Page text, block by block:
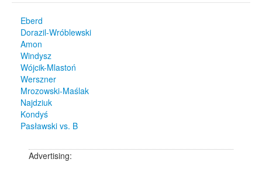
Eberd
Dorazil-Wróblewski
Amon
Windysz
Wójcik-Mlastoń
Werszner
Mrozowski-Maślak
Najdziuk
Kondyś
Pasławski vs. B
Advertising: